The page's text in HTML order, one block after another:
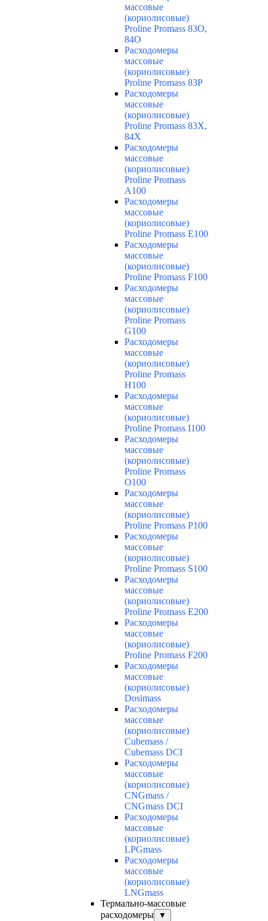
массовые
(кориолисовые)
Proline Promass 83O,
84O
Расходомеры
массовые
(кориолисовые)
Proline Promass 83P
Расходомеры
массовые
(кориолисовые)
Proline Promass 83X,
84X
Расходомеры
массовые
(кориолисовые)
Proline Promass
A100
Расходомеры
массовые
(кориолисовые)
Proline Promass E100
Расходомеры
массовые
(кориолисовые)
Proline Promass F100
Расходомеры
массовые
(кориолисовые)
Proline Promass
G100
Расходомеры
массовые
(кориолисовые)
Proline Promass
H100
Расходомеры
массовые
(кориолисовые)
Proline Promass I100
Расходомеры
массовые
(кориолисовые)
Proline Promass
O100
Расходомеры
массовые
(кориолисовые)
Proline Promass P100
Расходомеры
массовые
(кориолисовые)
Proline Promass S100
Расходомеры
массовые
(кориолисовые)
Proline Promass E200
Расходомеры
массовые
(кориолисовые)
Proline Promass F200
Расходомеры
массовые
(кориолисовые)
Dosimass
Расходомеры
массовые
(кориолисовые)
Cubemass /
Cubemass DCI
Расходомеры
массовые
(кориолисовые)
CNGmass /
CNGmass DCI
Расходомеры
массовые
(кориолисовые)
LPGmass
Расходомеры
массовые
(кориолисовые)
LNGmass
Термально-массовые
расходомеры
▼